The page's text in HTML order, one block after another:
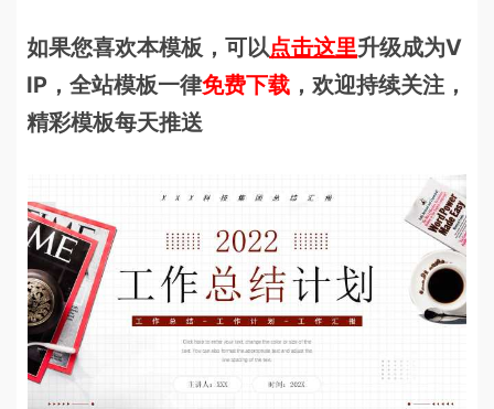
如果您喜欢本模板，可以点击这里升级成为V
IP，全站模板一律免费下载 ，欢迎持续关注，
精彩模板每天推送